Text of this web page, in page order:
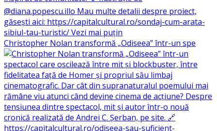
Christopher Nolan transformă „Odiseea” într-un spe